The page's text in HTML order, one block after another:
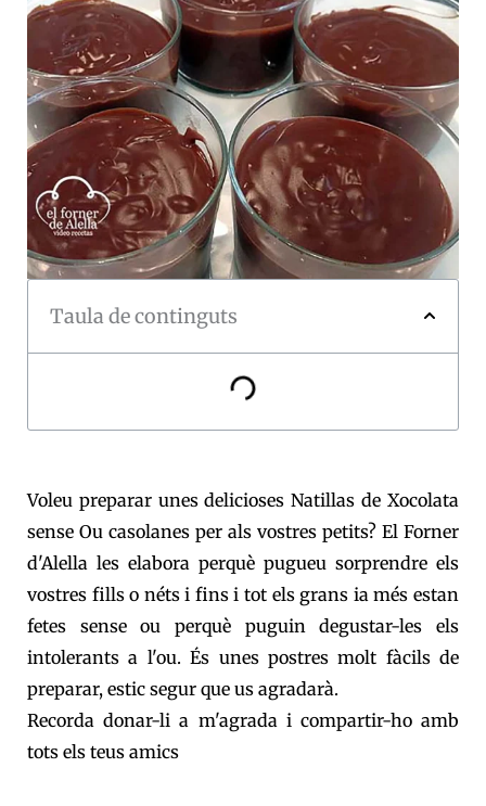
Taula de continguts
Voleu preparar unes delicioses Natillas de Xocolata
sense Ou casolanes per als vostres petits? El Forner
d'Alella les elabora perquè pugueu sorprendre els
vostres fills o néts i fins i tot els grans ia més estan
fetes sense ou perquè puguin degustar-les els
intolerants a l'ou. És unes postres molt fàcils de
preparar, estic segur que us agradarà.
Recorda donar-li a m'agrada i compartir-ho amb
tots els teus amics